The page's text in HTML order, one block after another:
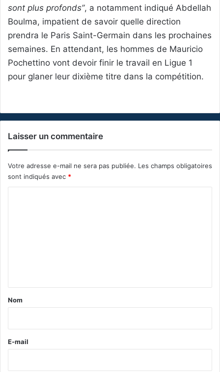
sont plus profonds”, a notamment indiqué Abdellah
Boulma, impatient de savoir quelle direction
prendra le Paris Saint-Germain dans les prochaines
semaines. En attendant, les hommes de Mauricio
Pochettino vont devoir finir le travail en Ligue 1
pour glaner leur dixième titre dans la compétition.
Laisser un commentaire
Votre adresse e-mail ne sera pas publiée. Les champs obligatoires
sont indiqués avec *
a
e
Nom
E-mail